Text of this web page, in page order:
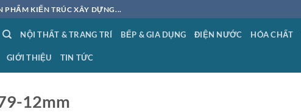
PHẨM KIẾN TRÚC XÂY DỰNG...
NỘI THẤT & TRANG TRÍ BẾP & GIA DỤNG ĐIỆN NƯỚC HÓA CHẤT
GIỚI THIỆU TIN TỨC
12mm